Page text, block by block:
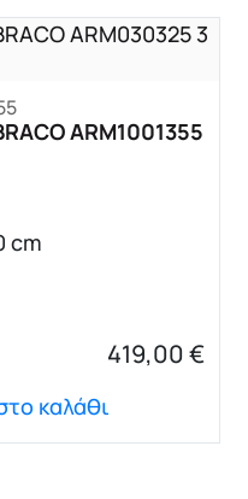
ARM1001355
cm
419,00€
καλάθι